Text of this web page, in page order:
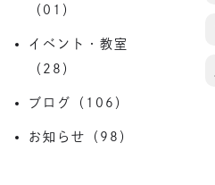
（01）
イベント・教室
（28）
ブログ（106）
お知らせ（98）